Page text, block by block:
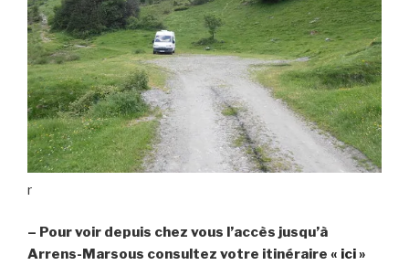
r
– Pour voir depuis chez vous l’accès jusqu’à
Arrens-Marsous consultez votre itinéraire « ici »